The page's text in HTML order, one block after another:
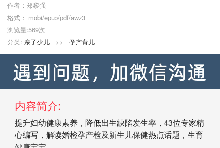
作者：郑黎强
格式： mobi/epub/pdf/awz3
浏览量:569次
分类: 亲子少儿 >> 孕产育儿
内容简介:
提升妇幼健康素养，降低出生缺陷发生率，43位专家精
心编写，解读婚检孕产检及新生儿保健热点话题，生育